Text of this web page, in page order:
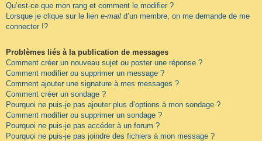
Qu’est-ce que mon rang et comment le modifier ?
Lorsque je clique sur le lien e-mail d’un membre, on me demande de me
connecter !?
Problèmes liés à la publication de messages
Comment créer un nouveau sujet ou poster une réponse ?
Comment modifier ou supprimer un message ?
Comment ajouter une signature à mes messages ?
Comment créer un sondage ?
Pourquoi ne puis-je pas ajouter plus d’options à mon sondage ?
Comment modifier ou supprimer un sondage ?
Pourquoi ne puis-je pas accéder à un forum ?
Pourquoi ne puis-je pas joindre des fichiers à mon message ?